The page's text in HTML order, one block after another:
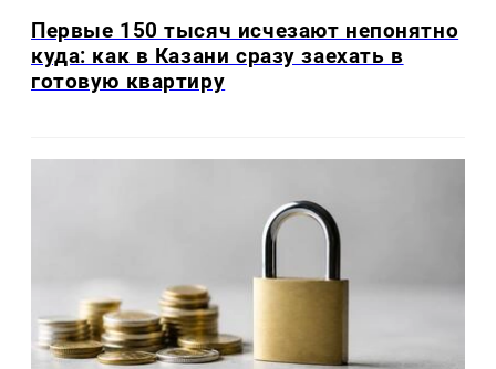
Первые 150 тысяч исчезают непонятно
куда: как в Казани сразу заехать в
готовую квартиру